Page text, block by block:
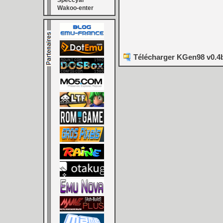
Wakoo-enter
Télécharger KGen98